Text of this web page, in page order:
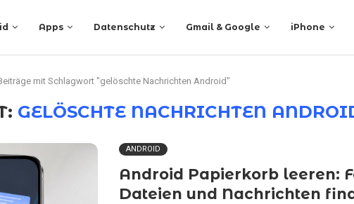
Apps Datenschutz Gmail & Google iPhone
mit Schlagwort "gelöschte Nachrichten Android"
GELÖSCHTE NACHRICHTEN
ANDROID
Android Papierkorb leeren:
Dateien und Nachrichten